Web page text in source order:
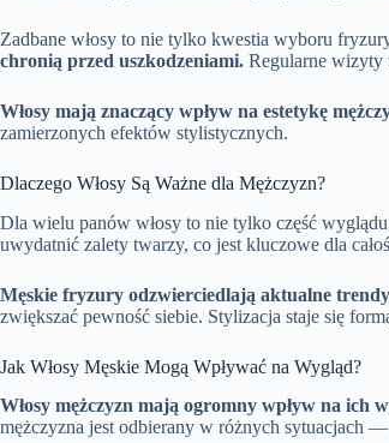
Zadbane włosy to nie tylko kwestia wyboru
chronią przed uszkodzeniami. Regularne wizyty
Włosy mają znaczący wpływ na estetykę
zamierzonych efektów stylistycznych.
Dlaczego Włosy Są Ważne dla Mężczyzn?
Dla wielu panów włosy to nie tylko część
uwydatnić zalety twarzy, co jest kluczowe dla
Męskie fryzury odzwierciedlają aktualne
zwiększać pewność siebie. Stylizacja staje się
Jak Włosy Męskie Mogą Wpływać na Wygląd?
Włosy mężczyzn mają ogromny wpływ na ich
mężczyzna jest odbierany w różnych sytuacjach